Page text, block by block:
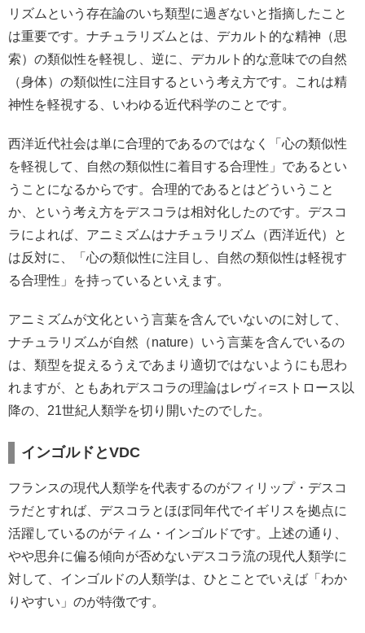
リズムという存在論のいち類型に過ぎないと指摘したこと
は重要です。ナチュラリズムとは、デカルト的な精神（思
索）の類似性を軽視し、逆に、デカルト的な意味での自然
（身体）の類似性に注目するという考え方です。これは精
神性を軽視する、いわゆる近代科学のことです。
西洋近代社会は単に合理的であるのではなく「心の類似性
を軽視して、自然の類似性に着目する合理性」であるとい
うことになるからです。合理的であるとはどういうこと
か、という考え方をデスコラは相対化したのです。デスコ
ラによれば、アニミズムはナチュラリズム（西洋近代）と
は反対に、「心の類似性に注目し、自然の類似性は軽視す
る合理性」を持っているといえます。
アニミズムが文化という言葉を含んでいないのに対して、
ナチュラリズムが自然（nature）いう言葉を含んでいるの
は、類型を捉えるうえであまり適切ではないようにも思わ
れますが、ともあれデスコラの理論はレヴィ=ストロース以
降の、21世紀人類学を切り開いたのでした。
インゴルドとVDC
フランスの現代人類学を代表するのがフィリップ・デスコ
ラだとすれば、デスコラとほぼ同年代でイギリスを拠点に
活躍しているのがティム・インゴルドです。上述の通り、
やや思弁に偏る傾向が否めないデスコラ流の現代人類学に
対して、インゴルドの人類学は、ひとことでいえば「わか
りやすい」のが特徴です。